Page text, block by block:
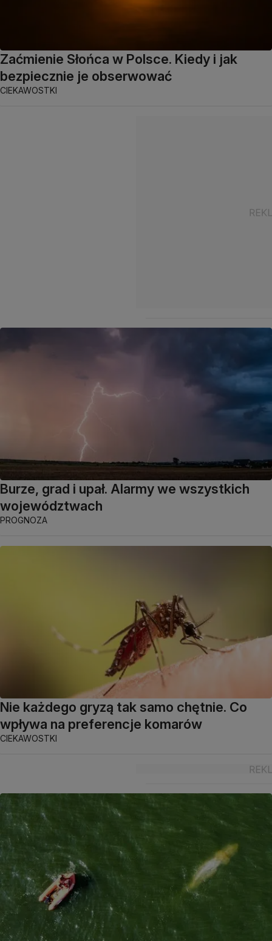
Zaćmienie Słońca w Polsce. Kiedy i jak
bezpiecznie je obserwować
CIEKAWOSTKI
Burze, grad i upał. Alarmy we wszystkich
województwach
PROGNOZA
Nie każdego gryzą tak samo chętnie. Co
wpływa na preferencje komarów
CIEKAWOSTKI